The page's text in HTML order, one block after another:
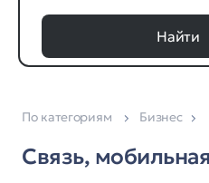
Найти
Доменные
Все 35
Дата регистрации
с
По категориям Бизнес
Связь,